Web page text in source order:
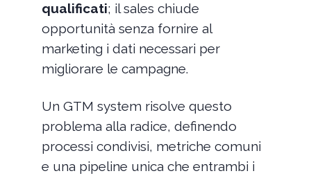
qualificati; il sales chiude
opportunità senza fornire al
marketing i dati necessari per
migliorare le campagne.
Un GTM system risolve questo
problema alla radice, definendo
processi condivisi, metriche comuni
e una pipeline unica che entrambi i